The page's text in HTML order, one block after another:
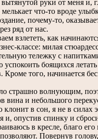
вытянутой руки от меня и,
мелькает что-то вроде
почему-то,
ряд от нас.
взлететь, как
классе: милая
тележку с
успокоить боящихся летать
Кроме того, начинается
страшно волнующим,
вина и небольшого
клонит в сон, я не в силах
и, опустив спинку и
в кресле, благо его
Повернув голову,